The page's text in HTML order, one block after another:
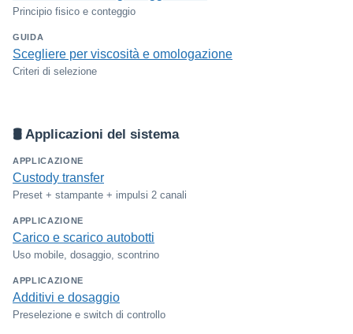
Principio fisico e conteggio
GUIDA
Scegliere per viscosità e omologazione
Criteri di selezione
🛢️ Applicazioni del sistema
APPLICAZIONE
Custody transfer
Preset + stampante + impulsi 2 canali
APPLICAZIONE
Carico e scarico autobotti
Uso mobile, dosaggio, scontrino
APPLICAZIONE
Additivi e dosaggio
Preselezione e switch di controllo